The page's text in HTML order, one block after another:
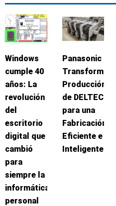
Windows
cumple 40
años: La
revolución
del
escritorio
digital que
cambió
para
siempre la
informática
personal
Panasonic
Transforma
Producción
de DELTEC
para una
Fabricación
Eficiente e
Inteligente